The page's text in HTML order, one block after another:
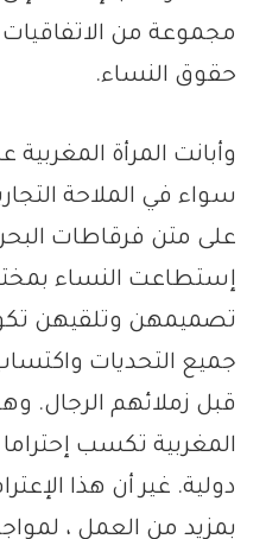
مجموعة من الاتفاقيات
حقوق النساء.
وأبانت المرأة
سواء في الملاحة
على متن فرقاطات
إستطاعت النساء
تصميمهن وتلقيهن
جميع التحديات
قبل زملائهم الرجال.
المغربية تكسب
دولية. غير أن هذا
بمزيد من العمل ،